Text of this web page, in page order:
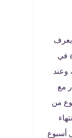
يعرف
في
وعند
مع
من
أسبوع